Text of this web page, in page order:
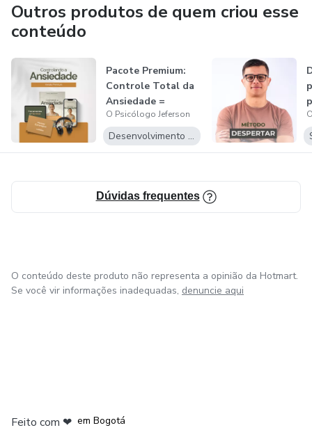
Outros produtos de quem criou esse
conteúdo
Pacote Premium:
Controle Total da
Ansiedade =
Planner Estrat...
O Psicólogo Jeferson
Desenvolvimento Pessoal
Dúvidas frequentes
O conteúdo deste produto não representa a opinião da Hotmart.
Se você vir informações inadequadas, denuncie aqui
Feito com ❤ em Bogotá